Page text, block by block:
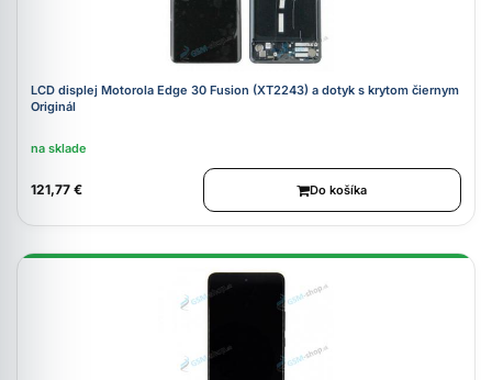
LCD displej Motorola Edge 30 Fusion (XT2243) a dotyk s krytom čiernym
Originál
na sklade
121,77 € Do košíka